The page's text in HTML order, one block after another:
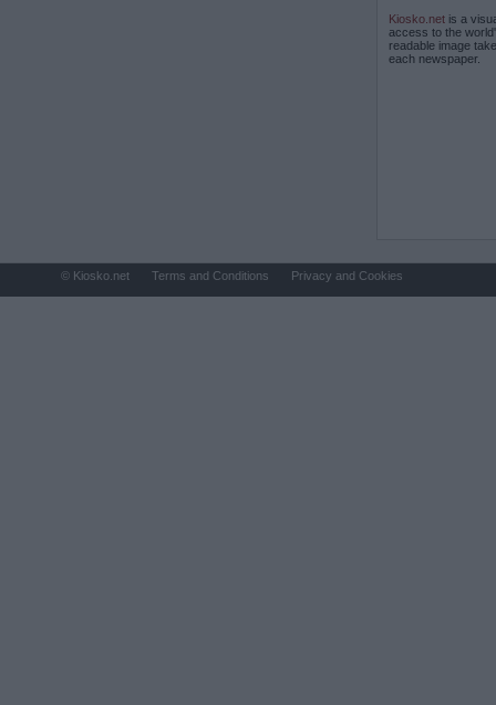
Kiosko.net is a
access to the
readable image
each newspaper.
© Kiosko.net Terms and Conditions Privacy and Cookies